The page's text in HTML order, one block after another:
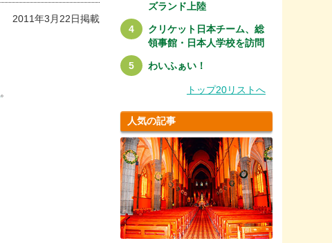
2011年3月22日掲載
。
ズランド上陸
クリケット日本チーム、総
領事館・日本人学校を訪問
わいふぁい！
トップ20リストへ
人気の記事